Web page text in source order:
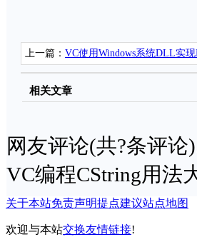
上一篇： VC使用Windows系统DLL实
相关文章
网友评论(共?条评论
VC编程CString用法
关于本站免责声明提点建议站点地图
欢迎与本站交换友情链接!